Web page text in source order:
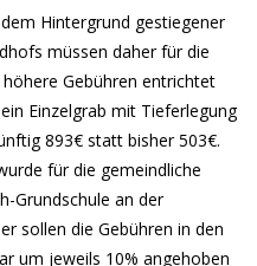
Hintergrund gestiegener
müssen daher für die
Gebühren entrichtet
Einzelgrab mit Tieferlegung
893€ statt bisher 503€.
für die gemeindliche
Grundschule an der
sollen die Gebühren in den
um jeweils 10% angehoben